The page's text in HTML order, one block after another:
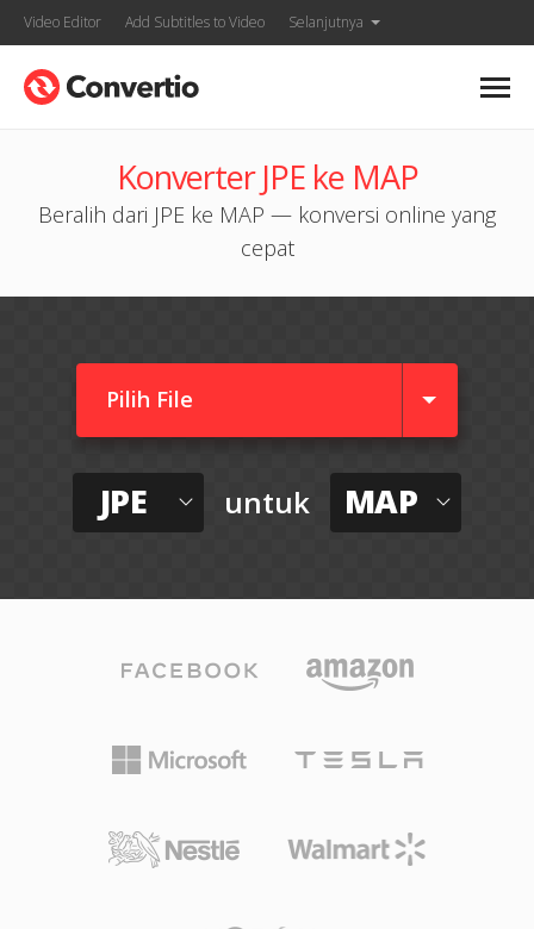
Video Editor Add Subtitles to Video Selanjutnya
Konverter JPE ke MAP
Beralih dari JPE ke MAP — konversi online yang
cepat
Pilih File
JPE untuk MAP